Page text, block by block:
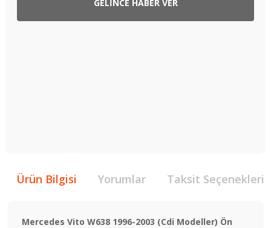
GELİNCE HABER VER
Ürün Bilgisi Yorumlar Taksit Seçenekleri
Mercedes Vito W638 1996-2003 (Cdi Modeller) Ön